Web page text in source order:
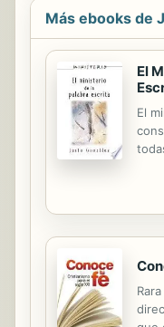
Más ebooks de
El
El